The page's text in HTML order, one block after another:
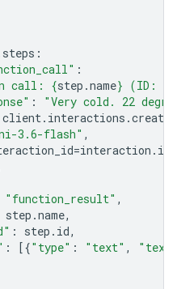
steps :
:
call: {step .name} (ID:
:
"Very cold. 22
client. interactions .create
3.6-flash" ,
=interaction . id
"function_result" ,
step .name,
: step . id,
: [{"type" : "text" ,